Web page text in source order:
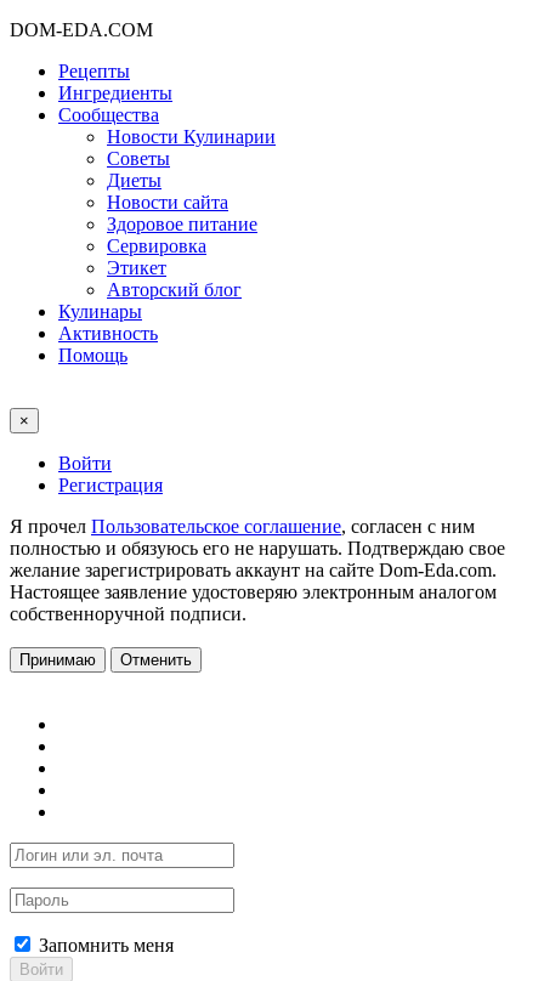
DOM-EDA.COM
Рецепты
Ингредиенты
Сообщества
Новости Кулинарии
Советы
Диеты
Новости сайта
Здоровое питание
Сервировка
Этикет
Авторский блог
Кулинары
Активность
Помощь
×
Войти
Регистрация
Я прочел Пользовательское соглашение, согласен с ним
полностью и обязуюсь его не нарушать. Подтверждаю свое
желание зарегистрировать аккаунт на сайте Dom-Eda.com.
Настоящее заявление удостоверяю электронным аналогом
собственноручной подписи.
Принимаю Отменить
Запомнить меня
Войти